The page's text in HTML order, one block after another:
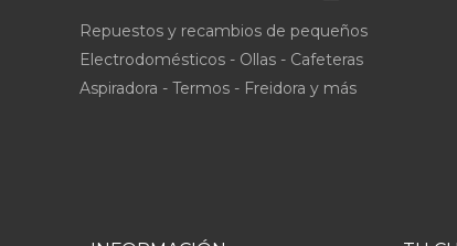
Repuestos y recambios de pequeños
Electrodomésticos - Ollas - Cafeteras
Aspiradora - Termos - Freidora y más